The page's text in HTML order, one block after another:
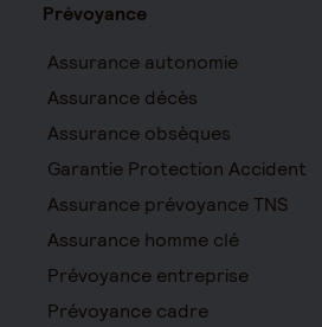
Prévoyance
Assurance autonomie
Assurance décès
Assurance obsèques
Garantie Protection Accident
Assurance prévoyance TNS
Assurance homme clé
Prévoyance entreprise
Prévoyance cadre